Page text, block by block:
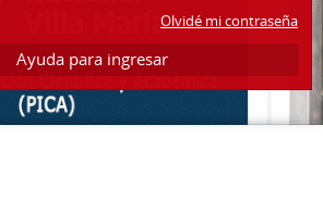
Olvidé mi contraseña
Ayuda para ingresar